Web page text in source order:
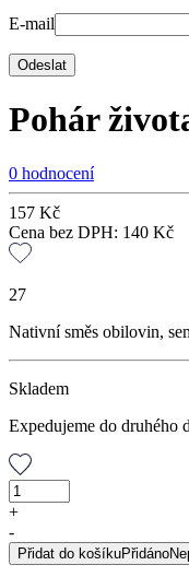
E-mail
Pohár
0 hodnocení
157 Kč
Cena bez DPH: 140 Kč
27
Nativní směs obilovin,
Skladem
Expedujeme do druhého
Pohár
života
Popov,
300
+
-
Přidat do košíkuPřidáno